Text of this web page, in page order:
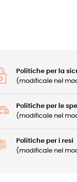
Politiche per la
(modificale nel
Politiche per le
(modificale nel
Politiche per i resi
(modificale nel